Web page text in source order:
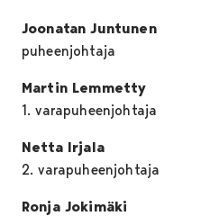
Joonatan Juntunen
puheenjohtaja
Martin Lemmetty
1. varapuheenjohtaja
Netta Irjala
2. varapuheenjohtaja
Ronja Jokimäki